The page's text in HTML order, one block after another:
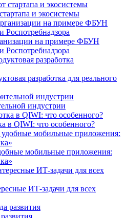
и экосистемы
на примере ФБУН
разработка для реального
индустрии
в QIWI: что особенного?
мобильные приложения:
ИТ-задачи для всех